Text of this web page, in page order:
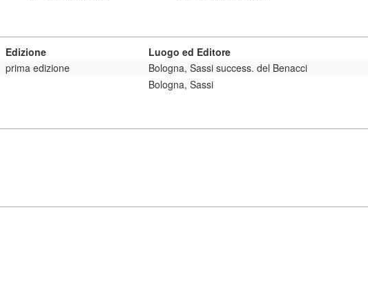
Edizione
Luogo ed Editore
prima edizione
Bologna, Sassi success. del Benacci
Bologna, Sassi